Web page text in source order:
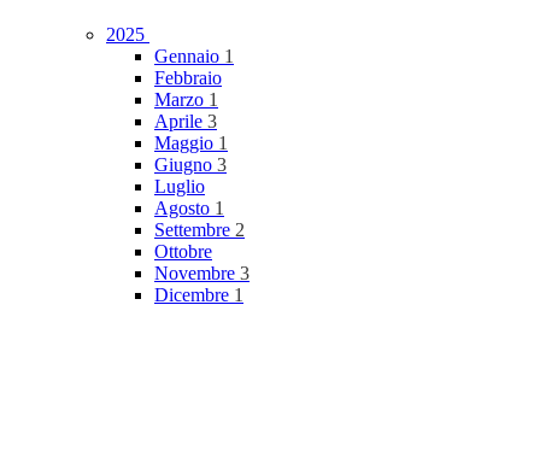
2025
Gennaio 1
Febbraio
Marzo 1
Aprile 3
Maggio 1
Giugno 3
Luglio
Agosto 1
Settembre 2
Ottobre
Novembre 3
Dicembre 1